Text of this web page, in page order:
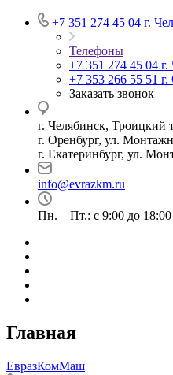
+7 351 274 45 04 г.
Телефоны
+7 351 274 45 04 г.
+7 353 266 55 51 г.
Заказать звонок
г. Челябинск, Троицкий
г. Оренбург, ул.
г. Екатеринбург, ул.
info@evrazkm.ru
Пн. – Пт.: с 9:00 до 18:00
Главная
ЕвразКомМаш